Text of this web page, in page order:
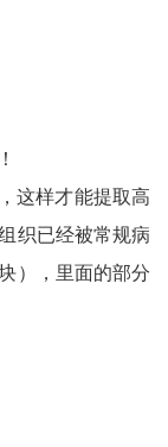
这样才能提取高
织已经被常规病
），里面的部分